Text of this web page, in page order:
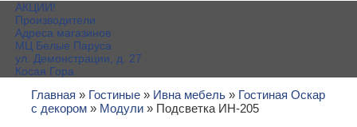
АКЦИИ!
Производители
Адреса магазинов
МЦ Белые Паруса
ул. Демонстрации, д. 27
Косая Гора
Главная » Гостиные » Ивна мебель » Гостиная Оскар
с декором » Модули » Подсветка ИН-205